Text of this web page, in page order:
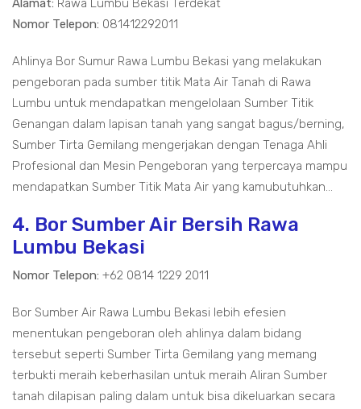
Alamat: Rawa Lumbu Bekasi Terdekat
Nomor Telepon: 081412292011
Ahlinya Bor Sumur Rawa Lumbu Bekasi yang melakukan
pengeboran pada sumber titik Mata Air Tanah di Rawa
Lumbu untuk mendapatkan mengelolaan Sumber Titik
Genangan dalam lapisan tanah yang sangat bagus/berning,
Sumber Tirta Gemilang mengerjakan dengan Tenaga Ahli
Profesional dan Mesin Pengeboran yang terpercaya mampu
mendapatkan Sumber Titik Mata Air yang kamubutuhkan...
4. Bor Sumber Air Bersih Rawa
Lumbu Bekasi
Nomor Telepon: +62 0814 1229 2011
Bor Sumber Air Rawa Lumbu Bekasi lebih efesien
menentukan pengeboran oleh ahlinya dalam bidang
tersebut seperti Sumber Tirta Gemilang yang memang
terbukti meraih keberhasilan untuk meraih Aliran Sumber
tanah dilapisan paling dalam untuk bisa dikeluarkan secara